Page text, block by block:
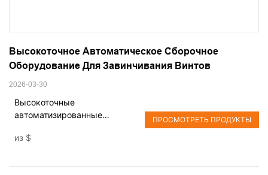
Высокоточное Автоматическое Сборочное
Оборудование Для Завинчивания Винтов
2026-03-30
Высокоточные
автоматизированные
для завинчивания винтов.
из $
ПРОСМОТРЕТЬ ПРОДУКТЫ